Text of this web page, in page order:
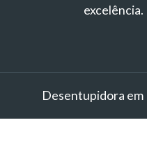
excelência.
Desentupidora em